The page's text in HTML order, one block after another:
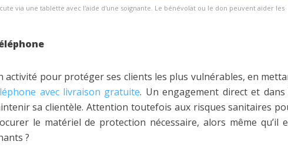
via une tablette avec l'aide d'une soignante. Le bénévolat ou le don peuvent aider les
activité pour protéger ses clients les plus vulnérables, en
avec livraison gratuite. Un engagement direct et dans
sa clientèle. Attention toutefois aux risques sanitaires
le matériel de protection nécessaire, alors même qu’il
?